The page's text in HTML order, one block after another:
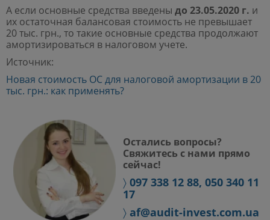
А если основные средства введены до 23.05.2020 г. и
их остаточная балансовая стоимость не превышает
20 тыс. грн., то такие основные средства продолжают
амортизироваться в налоговом учете.
Источник:
Новая стоимость ОС для налоговой амортизации в 20
тыс. грн.: как применять?
Остались вопросы?
Свяжитесь с нами прямо
сейчас!
〉 097 338 12 88, 050 340 11
17
〉 af@audit-invest.com.ua